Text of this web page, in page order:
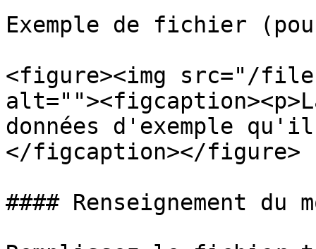
Exemple de fichier
<figure><img src="/
données d'exemple
</figcaption></figure>
#### Renseignement